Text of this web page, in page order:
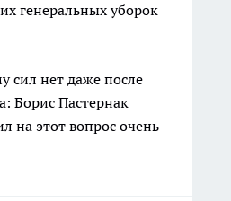
генеральных уборок
сил нет даже после
Борис Пастернак
на этот вопрос очень